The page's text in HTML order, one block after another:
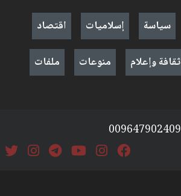
سياسة إسلاميات
اقتصاد
ثقافة وإعلام منوعات ملفات